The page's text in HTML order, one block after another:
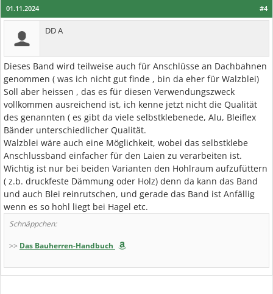
#4
01.11.2024
DD A
Dieses Band wird teilweise auch für Anschlüsse an Dachbahnen
genommen ( was ich nicht gut finde , bin da eher für Walzblei)
Soll aber heissen , das es für diesen Verwendungszweck
vollkommen ausreichend ist, ich kenne jetzt nicht die Qualität
des genannten ( es gibt da viele selbstklebenede, Alu, Bleiflex
Bänder unterschiedlicher Qualität.
Walzblei wäre auch eine Möglichkeit, wobei das selbstklebe
Anschlussband einfacher für den Laien zu verarbeiten ist.
Wichtig ist nur bei beiden Varianten den Hohlraum aufzufüttern
( z.b. druckfeste Dämmung oder Holz) denn da kann das Band
und auch Blei reinrutschen, und gerade das Band ist Anfällig
wenn es so hohl liegt bei Hagel etc.
Schnäppchen:
>> Das Bauherren-Handbuch